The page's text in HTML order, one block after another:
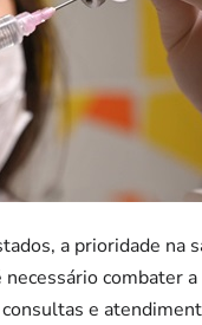
a prioridade na
combater
e